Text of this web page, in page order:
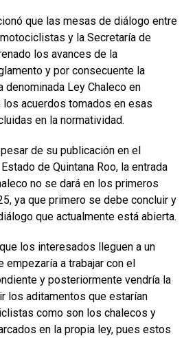
que las mesas de diálogo entre
y la Secretaría de
los avances de la
y por consecuente la
denominada Ley Chaleco en
los acuerdos tomados en esas
en la normatividad.
de su publicación en el
de Quintana Roo, la entrada
no se dará en los primeros
ya que primero se debe concluir y
que actualmente está abierta.
los interesados lleguen a un
empezaría a trabajar con el
y posteriormente vendría la
los aditamentos que estarían
como son los chalecos y
en la propia ley, pues estos